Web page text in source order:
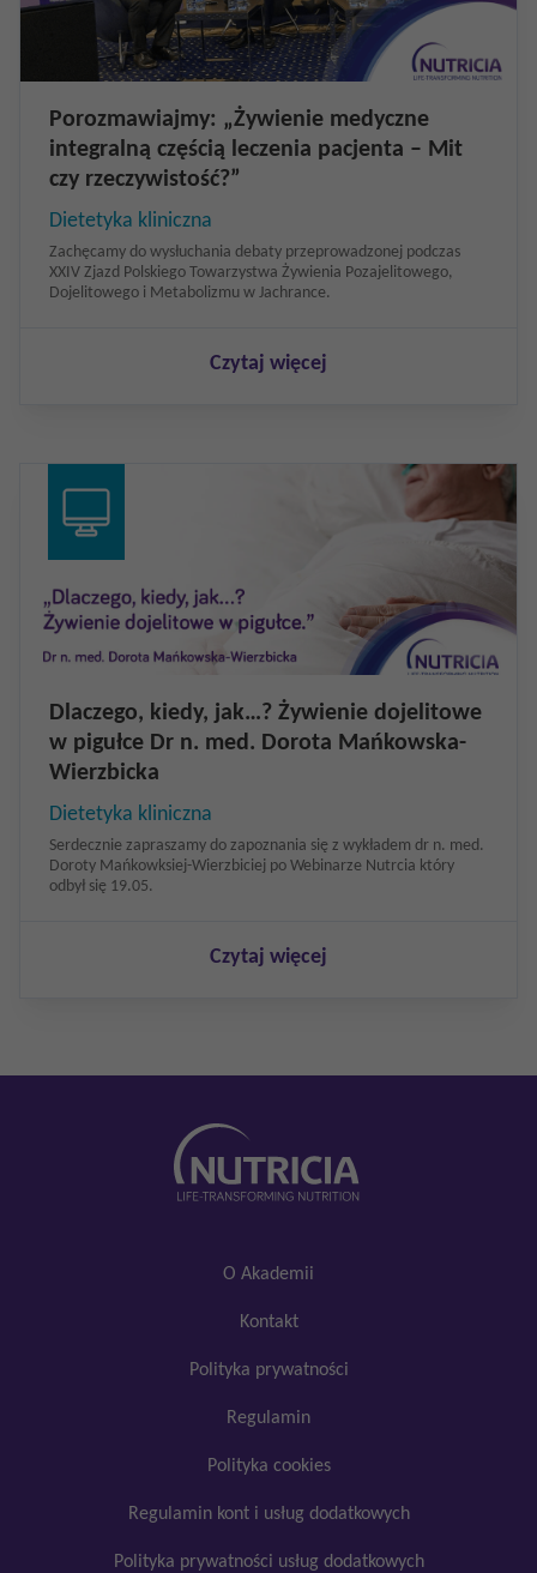
Porozmawiajmy: „Żywienie medyczne
integralną częścią leczenia pacjenta – Mit
czy rzeczywistość?”
Dietetyka kliniczna
Zachęcamy do wysłuchania debaty przeprowadzonej podczas
XXIV Zjazd Polskiego Towarzystwa Żywienia Pozajelitowego,
Dojelitowego i Metabolizmu w Jachrance.
Czytaj więcej
Dlaczego, kiedy, jak…? Żywienie dojelitowe
w pigułce Dr n. med. Dorota Mańkowska-
Wierzbicka
Dietetyka kliniczna
Serdecznie zapraszamy do zapoznania się z wykładem dr n. med.
Doroty Mańkowksiej-Wierzbiciej po Webinarze Nutrcia który
odbył się 19.05.
Czytaj więcej
O Akademii
Kontakt
Polityka prywatności
Regulamin
Polityka cookies
Regulamin kont i usług dodatkowych
Polityka prywatności usług dodatkowych